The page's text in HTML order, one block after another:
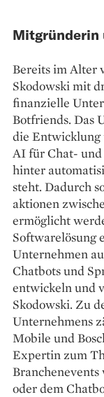
Mitgründerin
Bereits im Alter
Skodowski mit
finanzielle
Botfriends. Das
die Entwicklung
AI für Chat- und
hinter
steht. Dadurch
aktionen
ermöglicht
Softwarelösung
Unternehmen
Chatbots und
entwickeln und
Skodowski. Zu
Unternehmens
Mobile und
Expertin zum
oder dem